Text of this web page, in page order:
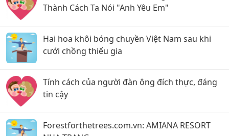
Thành Cách Ta Nói "Anh Yêu Em"
Hai hoa khôi bóng chuyền Việt Nam sau khi
cưới chồng thiếu gia
Tính cách của người đàn ông đích thực, đáng
tin cậy
Forestforthetrees.com.vn: AMIANA RESORT